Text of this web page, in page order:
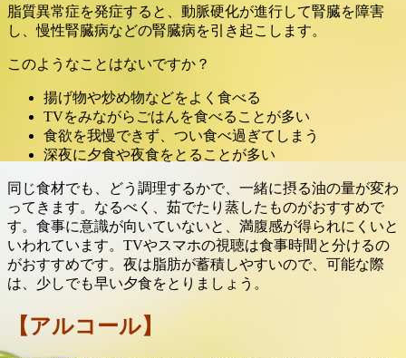
脂質異常症を発症すると、動脈硬化が進行して腎臓を障害
し、慢性腎臓病などの腎臓病を引き起こします。
このようなことはないですか？
揚げ物や炒め物などをよく食べる
TVをみながらごはんを食べることが多い
食欲を我慢できず、つい食べ過ぎてしまう
深夜に夕食や夜食をとることが多い
同じ食材でも、どう調理するかで、一緒に摂る油の量が変わ
ってきます。なるべく、茹でたり蒸したものがおすすめで
す。食事に意識が向いていないと、満腹感が得られにくいと
いわれています。TVやスマホの視聴は食事時間と分けるの
がおすすめです。夜は脂肪が蓄積しやすいので、可能な際
は、少しでも早い夕食をとりましょう。
【アルコール】